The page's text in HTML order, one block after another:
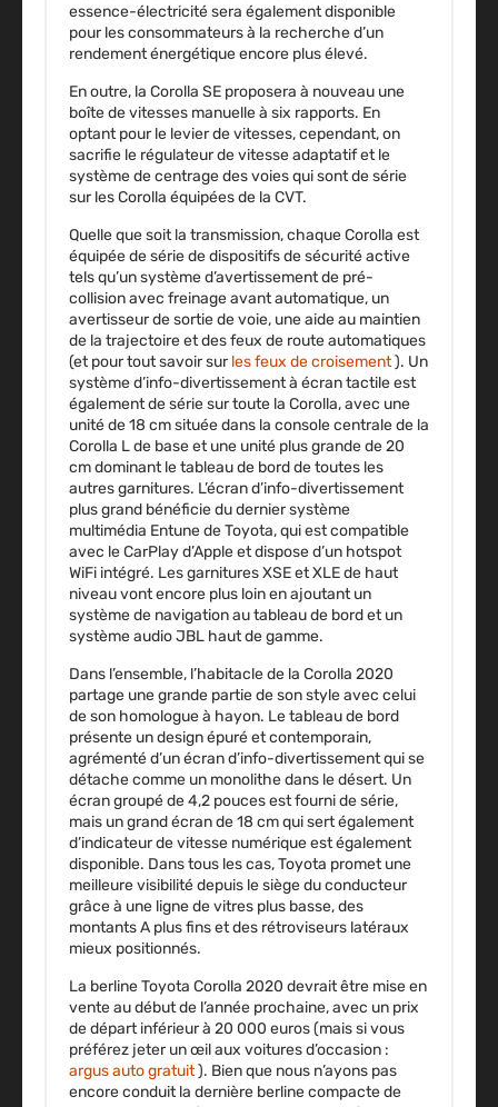
essence-électricité sera également disponible
pour les consommateurs à la recherche d’un
rendement énergétique encore plus élevé.
En outre, la Corolla SE proposera à nouveau une
boîte de vitesses manuelle à six rapports. En
optant pour le levier de vitesses, cependant, on
sacrifie le régulateur de vitesse adaptatif et le
système de centrage des voies qui sont de série
sur les Corolla équipées de la CVT.
Quelle que soit la transmission, chaque Corolla est
équipée de série de dispositifs de sécurité active
tels qu’un système d’avertissement de pré-
collision avec freinage avant automatique, un
avertisseur de sortie de voie, une aide au maintien
de la trajectoire et des feux de route automatiques
(et pour tout savoir surles feux de croisement). Un
système d’info-divertissement à écran tactile est
également de série sur toute la Corolla, avec une
unité de 18 cm située dans la console centrale de la
Corolla L de base et une unité plus grande de 20
cm dominant le tableau de bord de toutes les
autres garnitures. L’écran d’info-divertissement
plus grand bénéficie du dernier système
multimédia Entune de Toyota, qui est compatible
avec le CarPlay d’Apple et dispose d’un hotspot
WiFi intégré. Les garnitures XSE et XLE de haut
niveau vont encore plus loin en ajoutant un
système de navigation au tableau de bord et un
système audio JBL haut de gamme.
Dans l’ensemble, l’habitacle de la Corolla 2020
partage une grande partie de son style avec celui
de son homologue à hayon. Le tableau de bord
présente un design épuré et contemporain,
agrémenté d’un écran d’info-divertissement qui se
détache comme un monolithe dans le désert. Un
écran groupé de 4,2 pouces est fourni de série,
mais un grand écran de 18 cm qui sert également
d’indicateur de vitesse numérique est également
disponible. Dans tous les cas, Toyota promet une
meilleure visibilité depuis le siège du conducteur
grâce à une ligne de vitres plus basse, des
montants A plus fins et des rétroviseurs latéraux
mieux positionnés.
La berline Toyota Corolla 2020 devrait être mise en
vente au début de l’année prochaine, avec un prix
de départ inférieur à 20 000 euros (mais si vous
préférez jeter un œil aux voitures d’occasion :
argus auto gratuit). Bien que nous n’ayons pas
encore conduit la dernière berline compacte de